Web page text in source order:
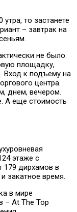
то застанете
– завтрак на
не было.
площадку,
Вход к подъему на
центра.
днем, вечером.
А еще стоимость
этаже с
179 дирхамов в
закатное время.
в мире
– At The Top